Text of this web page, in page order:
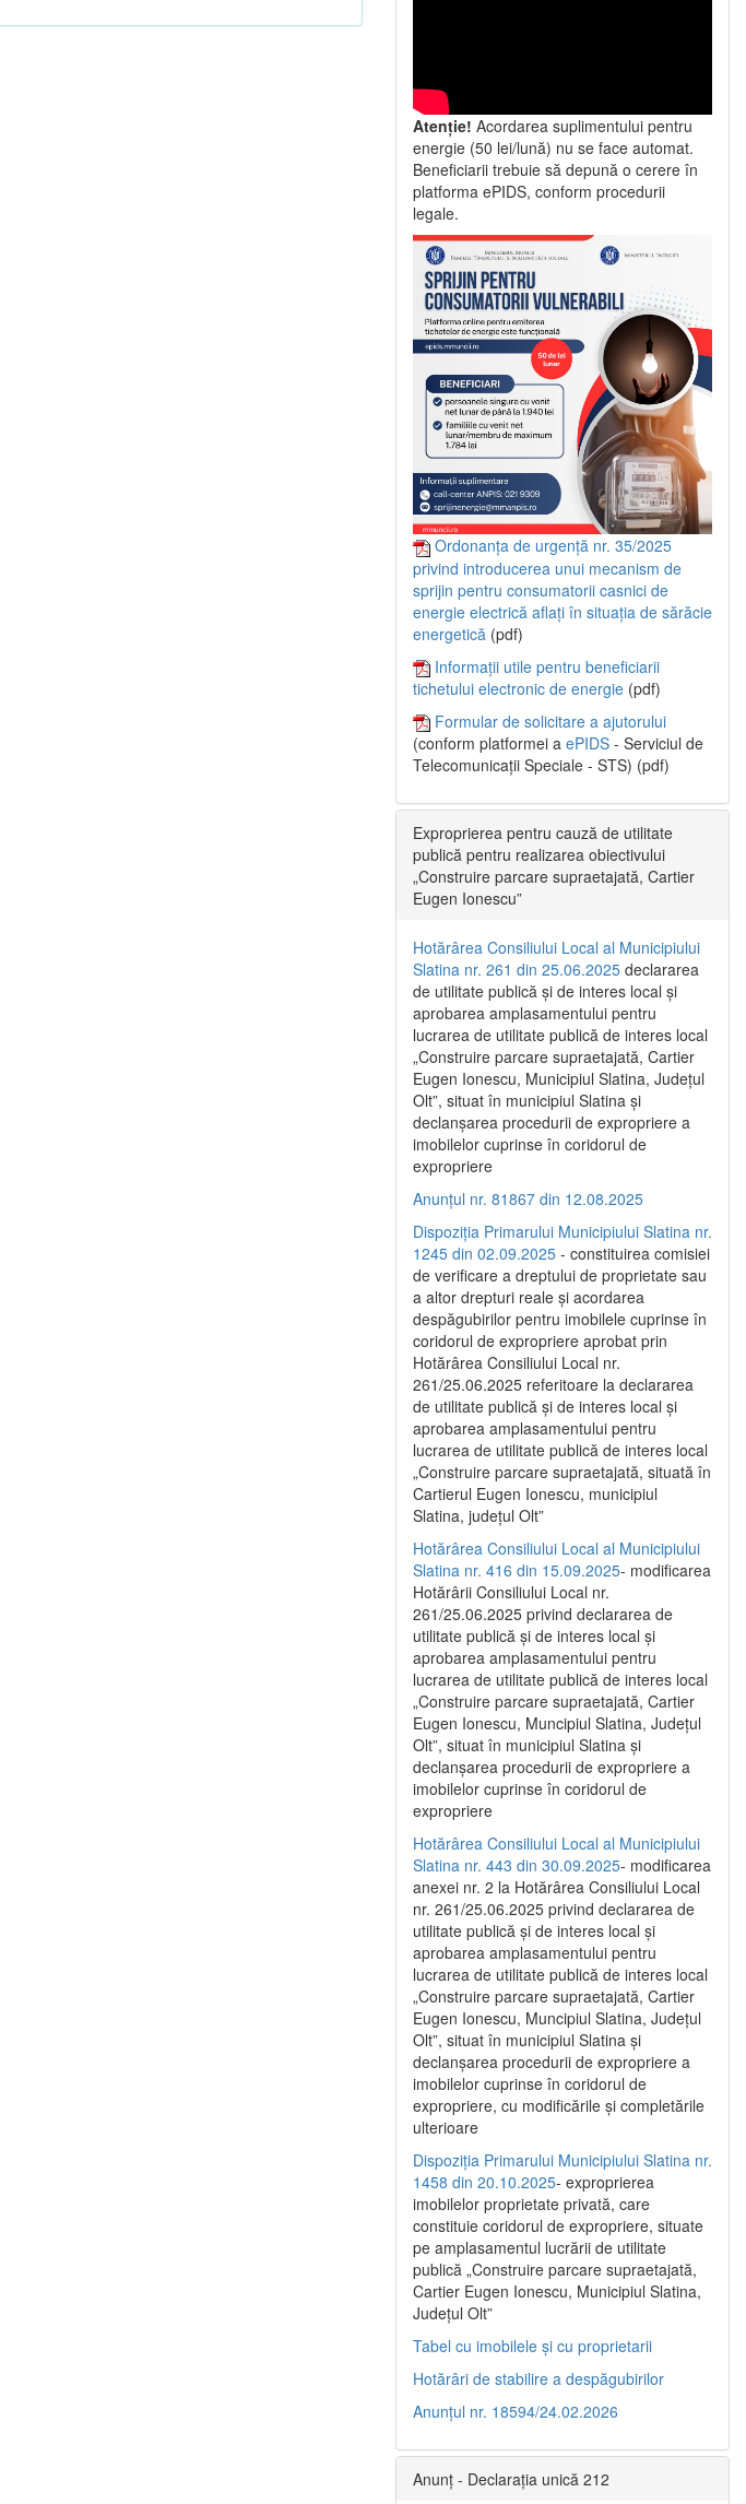
Atenție! Acordarea suplimentului pentru
energie (50 lei/lună) nu se face automat.
Beneficiarii trebuie să depună o cerere în
platforma ePIDS, conform procedurii
legale.
Ordonanța de urgență nr. 35/2025
privind introducerea unui mecanism de
sprijin pentru consumatorii casnici de
energie electrică aflați în situația de sărăcie
energetică (pdf)
Informații utile pentru beneficiarii
tichetului electronic de energie (pdf)
Formular de solicitare a ajutorului
(conform platformei a ePIDS - Serviciul de
Telecomunicații Speciale - STS) (pdf)
Exproprierea pentru cauză de utilitate
publică pentru realizarea obiectivului
„Construire parcare supraetajată, Cartier
Eugen Ionescu”
Hotărârea Consiliului Local al Municipiului
Slatina nr. 261 din 25.06.2025 declararea
de utilitate publică și de interes local și
aprobarea amplasamentului pentru
lucrarea de utilitate publică de interes local
„Construire parcare supraetajată, Cartier
Eugen Ionescu, Municipiul Slatina, Județul
Olt”, situat în municipiul Slatina și
declanșarea procedurii de expropriere a
imobilelor cuprinse în coridorul de
expropriere
Anunțul nr. 81867 din 12.08.2025
Dispoziția Primarului Municipiului Slatina nr.
1245 din 02.09.2025 - constituirea comisiei
de verificare a dreptului de proprietate sau
a altor drepturi reale și acordarea
despăgubirilor pentru imobilele cuprinse în
coridorul de expropriere aprobat prin
Hotărârea Consiliului Local nr.
261/25.06.2025 referitoare la declararea
de utilitate publică și de interes local și
aprobarea amplasamentului pentru
lucrarea de utilitate publică de interes local
„Construire parcare supraetajată, situată în
Cartierul Eugen Ionescu, municipiul
Slatina, județul Olt”
Hotărârea Consiliului Local al Municipiului
Slatina nr. 416 din 15.09.2025- modificarea
Hotărârii Consiliului Local nr.
261/25.06.2025 privind declararea de
utilitate publică și de interes local și
aprobarea amplasamentului pentru
lucrarea de utilitate publică de interes local
„Construire parcare supraetajată, Cartier
Eugen Ionescu, Muncipiul Slatina, Județul
Olt”, situat în municipiul Slatina și
declanșarea procedurii de expropriere a
imobilelor cuprinse în coridorul de
expropriere
Hotărârea Consiliului Local al Municipiului
Slatina nr. 443 din 30.09.2025- modificarea
anexei nr. 2 la Hotărârea Consiliului Local
nr. 261/25.06.2025 privind declararea de
utilitate publică şi de interes local şi
aprobarea amplasamentului pentru
lucrarea de utilitate publică de interes local
„Construire parcare supraetajată, Cartier
Eugen Ionescu, Muncipiul Slatina, Judeţul
Olt”, situat în municipiul Slatina şi
declanşarea procedurii de expropriere a
imobilelor cuprinse în coridorul de
expropriere, cu modificările şi completările
ulterioare
Dispoziția Primarului Municipiului Slatina nr.
1458 din 20.10.2025- exproprierea
imobilelor proprietate privată, care
constituie coridorul de expropriere, situate
pe amplasamentul lucrării de utilitate
publică „Construire parcare supraetajată,
Cartier Eugen Ionescu, Municipiul Slatina,
Județul Olt”
Tabel cu imobilele și cu proprietarii
Hotărâri de stabilire a despăgubirilor
Anunțul nr. 18594/24.02.2026
Anunț - Declarația unică 212